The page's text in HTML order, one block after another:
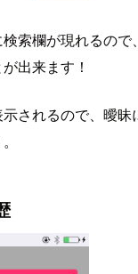
索欄が現れるの
出来ます！
されるので、曖昧